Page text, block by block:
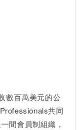
百萬美元的公
共同
間會員制組織，